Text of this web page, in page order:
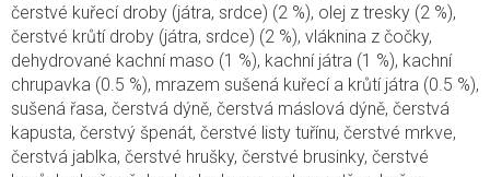
čerstvé kuřecí droby (játra, srdce) (2 %), olej z tresky (2 %),
čerstvé krůtí droby (játra, srdce) (2 %), vláknina z čočky,
dehydrované kachní maso (1 %), kachní játra (1 %), kachní
chrupavka (0.5 %), mrazem sušená kuřecí a krůtí játra (0.5 %),
sušená řasa, čerstvá dýně, čerstvá máslová dýně, čerstvá
kapusta, čerstvý špenát, čerstvé listy tuřínu, čerstvé mrkve,
čerstvá jablka, čerstvé hrušky, čerstvé brusinky, čerstvé